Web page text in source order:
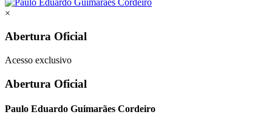
×
Abertura Oficial
Acesso exclusivo
Abertura Oficial
Paulo Eduardo Guimarães Cordeiro